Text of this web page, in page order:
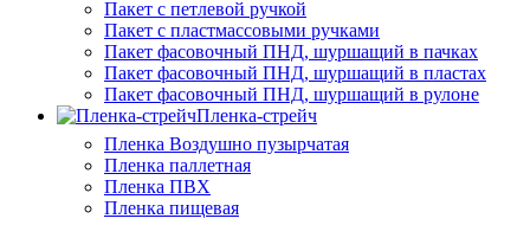
Пакет с петлевой ручкой
Пакет с пластмассовыми ручками
Пакет фасовочный ПНД, шуршащий в пачках
Пакет фасовочный ПНД, шуршащий в пластах
Пакет фасовочный ПНД, шуршащий в рулоне
Пленка-стрейч
Пленка Воздушно пузырчатая
Пленка паллетная
Пленка ПВХ
Пленка пищевая